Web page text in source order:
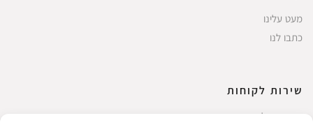
מעט עלינו
כתבו לנו
שירות לקוחות
החשבון שלי